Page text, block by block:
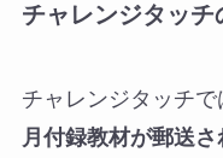
チャレンジタッチ
チャレンジタッチで
月付録教材が郵送さ